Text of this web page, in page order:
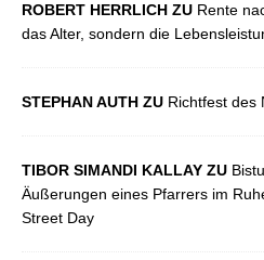
ROBERT HERRLICH ZU Rente
das Alter, sondern die
STEPHAN AUTH ZU Richtfest des
TIBOR SIMANDI KALLAY ZU
Äußerungen eines Pfarrers im
Street Day